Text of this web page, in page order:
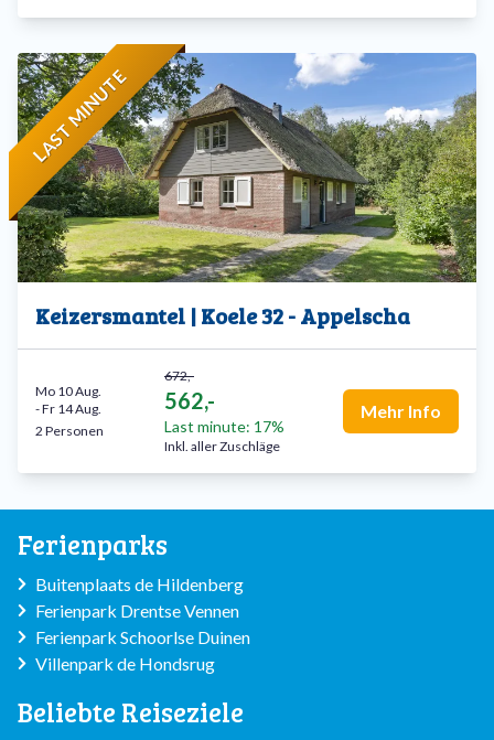
LAST MINUTE
Keizersmantel | Koele 32 - Appelscha
672,-
562,-
Last minute: 17%
Inkl. aller Zuschläge
Mo 10 Aug.
-Fr 14 Aug.
2 Personen
Mehr Info
Ferienparks
Buitenplaats de Hildenberg
Ferienpark Drentse Vennen
Ferienpark Schoorlse Duinen
Villenpark de Hondsrug
Beliebte Reiseziele